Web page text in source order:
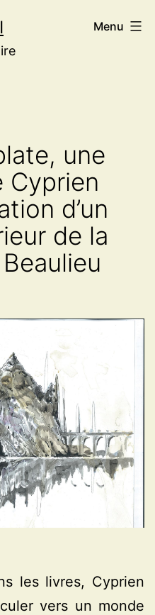
Menu
une
Cyprien
d’un
de la
les livres, Cyprien
vers un monde